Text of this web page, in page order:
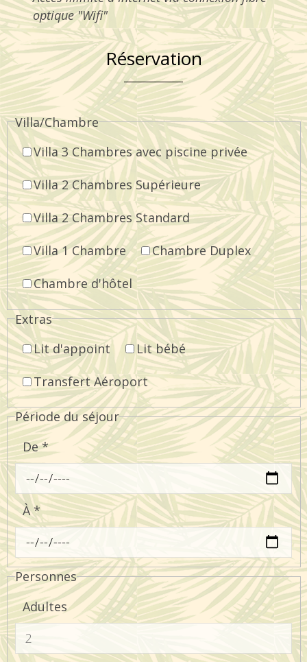
optique "Wifi"
Réservation
Villa/Chambre
Villa 3 Chambres avec piscine privée
Villa 2 Chambres Supérieure
Villa 2 Chambres Standard
Villa 1 Chambre
Chambre Duplex
Chambre d'hôtel
Extras
Lit d'appoint
Lit bébé
Transfert Aéroport
Période du séjour
De*
À*
Personnes
Adultes